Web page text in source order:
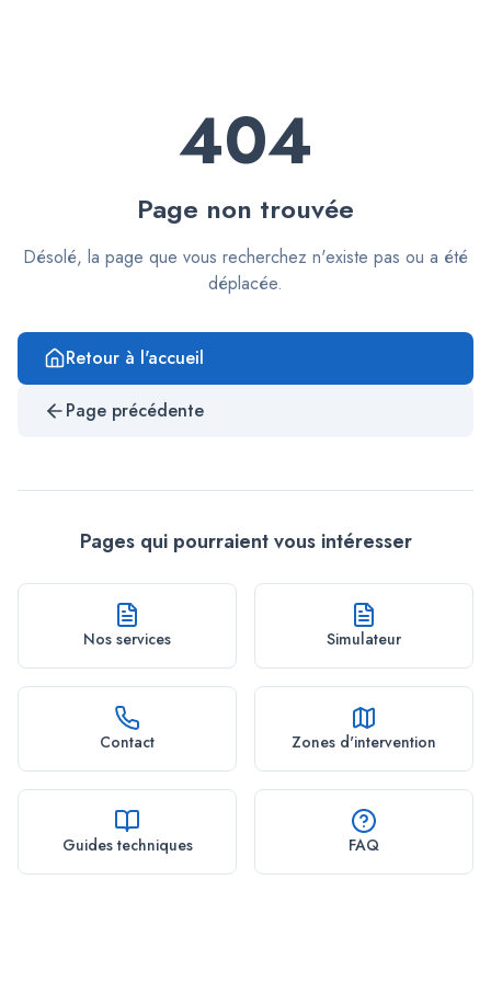
404
Page non trouvée
Désolé, la page que vous recherchez n'existe pas ou a été
déplacée.
Retour à l'accueil
Page précédente
Pages qui pourraient vous intéresser
Nos services Simulateur
Contact Zones d'intervention
Guides techniques FAQ